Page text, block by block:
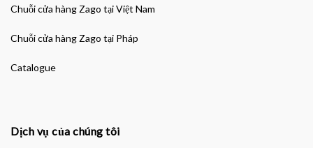
Chuỗi cửa hàng Zago tại Việt Nam
Chuỗi cửa hàng Zago tại Pháp
Catalogue
Dịch vụ của chúng tôi